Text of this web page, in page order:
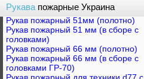
Рукава пожарные Украина
Рукав пожарный 51мм (полотно)
Рукав пожарный 51 мм (в сборе с
головками)
Рукав пожарный 66 мм (полотно)
Рукав пожарный 66 мм (в сборе с
головками ГР-70)
Рукав пожарный для техники d77 с